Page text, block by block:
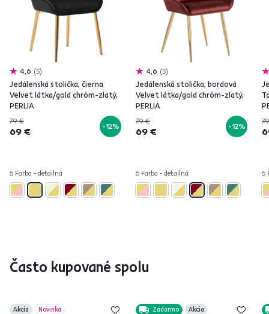
4,6 5
Jedálenská stolička, čierna
Velvet látka/gold chróm-zlatý,
PERLIA
79 €
69 € -12%
6 Farba - detailná
4,6 5
Jedálenská stolička, bordová
Velvet látka/gold chróm-zlatý,
PERLIA
79 €
69 € -12%
6 Farba - detailná 6
Často kupované spolu
Akcia Novinka Zadarmo
Akcia